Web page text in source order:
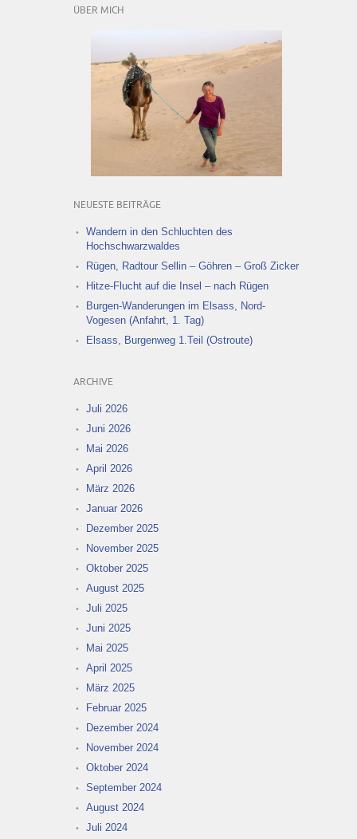
ÜBER MICH
NEUESTE BEITRÄGE
Wandern in den Schluchten des
Hochschwarzwaldes
Rügen, Radtour Sellin – Göhren – Groß Zicker
Hitze-Flucht auf die Insel – nach Rügen
Burgen-Wanderungen im Elsass, Nord-
Vogesen (Anfahrt, 1. Tag)
Elsass, Burgenweg 1.Teil (Ostroute)
ARCHIVE
Juli 2026
Juni 2026
Mai 2026
April 2026
März 2026
Januar 2026
Dezember 2025
November 2025
Oktober 2025
August 2025
Juli 2025
Juni 2025
Mai 2025
April 2025
März 2025
Februar 2025
Dezember 2024
November 2024
Oktober 2024
September 2024
August 2024
Juli 2024